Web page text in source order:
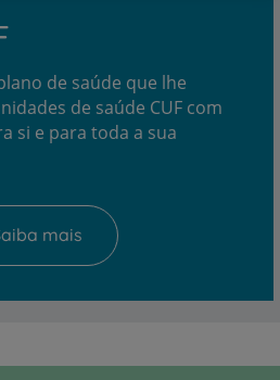
de saúde que lhe
de saúde CUF com
si e para toda a sua
mais